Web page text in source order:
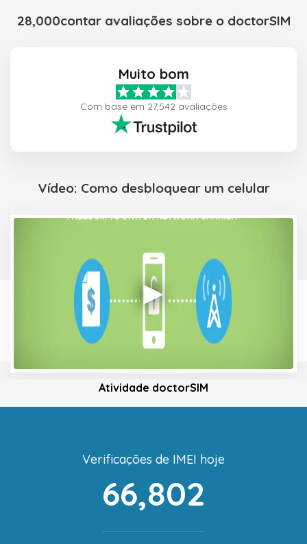
28,000contar avaliações sobre o doctorSIM
Muito bom
Com base em 27,542 avaliações
Vídeo: Como desbloquear um celular
Atividade doctorSIM
Verificações de IMEI hoje
66,802